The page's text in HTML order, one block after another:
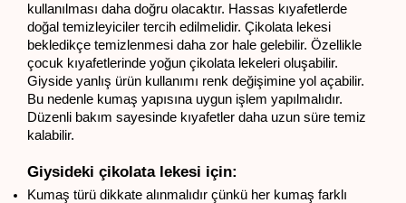
kullanılması daha doğru olacaktır. Hassas kıyafetlerde
doğal temizleyiciler tercih edilmelidir. Çikolata lekesi
bekledikçe temizlenmesi daha zor hale gelebilir. Özellikle
çocuk kıyafetlerinde yoğun çikolata lekeleri oluşabilir.
Giyside yanlış ürün kullanımı renk değişimine yol açabilir.
Bu nedenle kumaş yapısına uygun işlem yapılmalıdır.
Düzenli bakım sayesinde kıyafetler daha uzun süre temiz
kalabilir.
Giysideki çikolata lekesi için:
Kumaş türü dikkate alınmalıdır çünkü her kumaş farklı